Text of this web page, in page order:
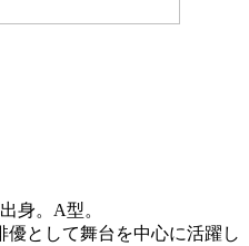
身。A型。
優として舞台を中心に活躍し